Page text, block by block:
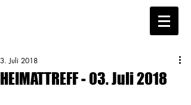
HEIMATTREFF - 03. Juli 2018
3. Juli 2018